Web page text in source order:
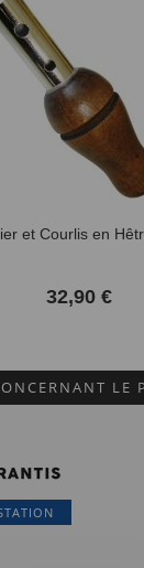
et Courlis en
32,90 €
LE